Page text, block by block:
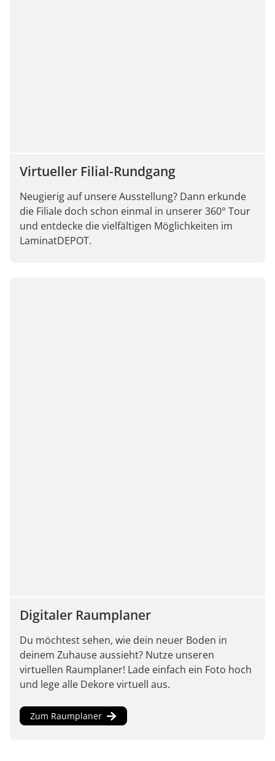
Virtueller Filial-Rundgang
Neugierig auf unsere Ausstellung? Dann erkunde
die Filiale doch schon einmal in unserer 360° Tour
und entdecke die vielfältigen Möglichkeiten im
LaminatDEPOT.
Digitaler Raumplaner
Du möchtest sehen, wie dein neuer Boden in
deinem Zuhause aussieht? Nutze unseren
virtuellen Raumplaner! Lade einfach ein Foto hoch
und lege alle Dekore virtuell aus.
Zum Raumplaner